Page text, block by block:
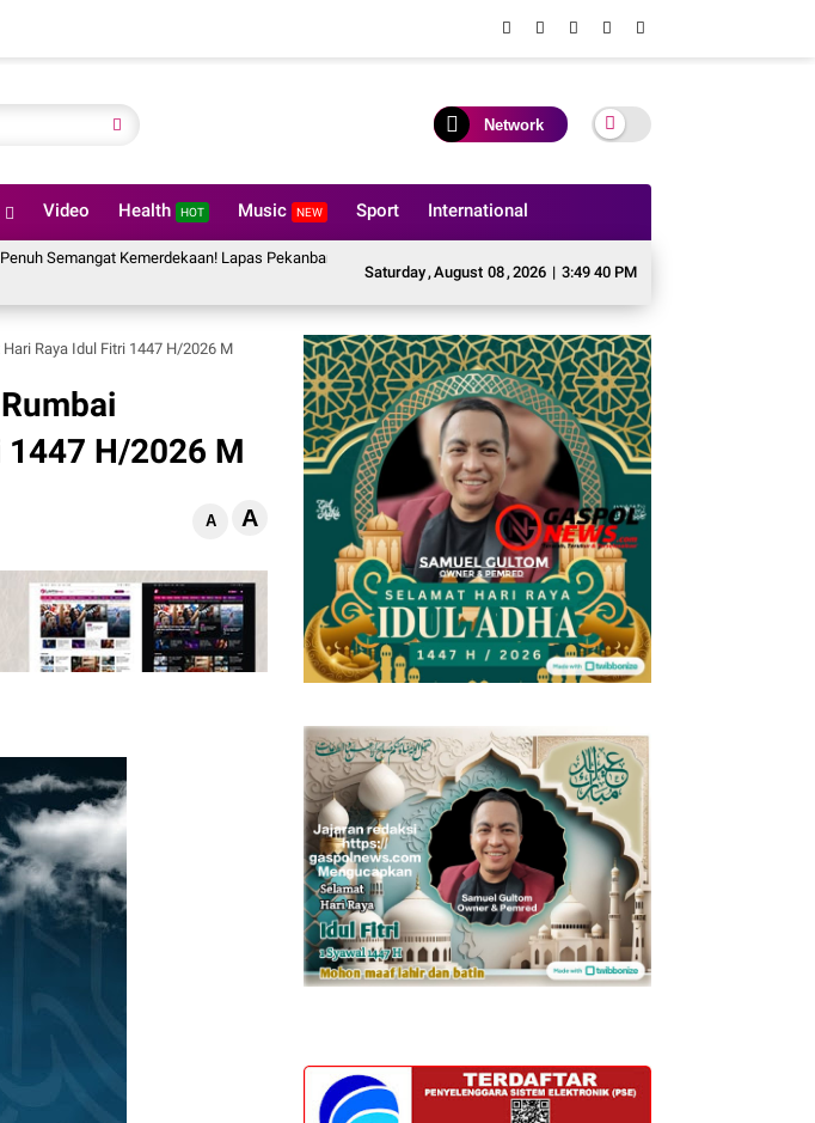
Network
Video Health HOT Music NEW Sport International
Saturday,August 08,2026 | 3:49 41 PM
Kemerdekaan! Lapas Pekanbaru Ikuti Pembukaan Pekan Olahraga Ditjenpas Riau HUT RI ke-81
Raya Idul Fitri 1447 H/2026 M
1447 H/2026 M
A A